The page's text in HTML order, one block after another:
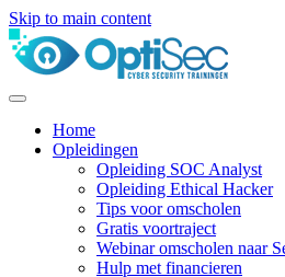
Skip to main content
Home
Opleidingen
Opleiding SOC Analyst
Opleiding Ethical Hacker
Tips voor omscholen
Gratis voortraject
Webinar omscholen naar
Hulp met financieren